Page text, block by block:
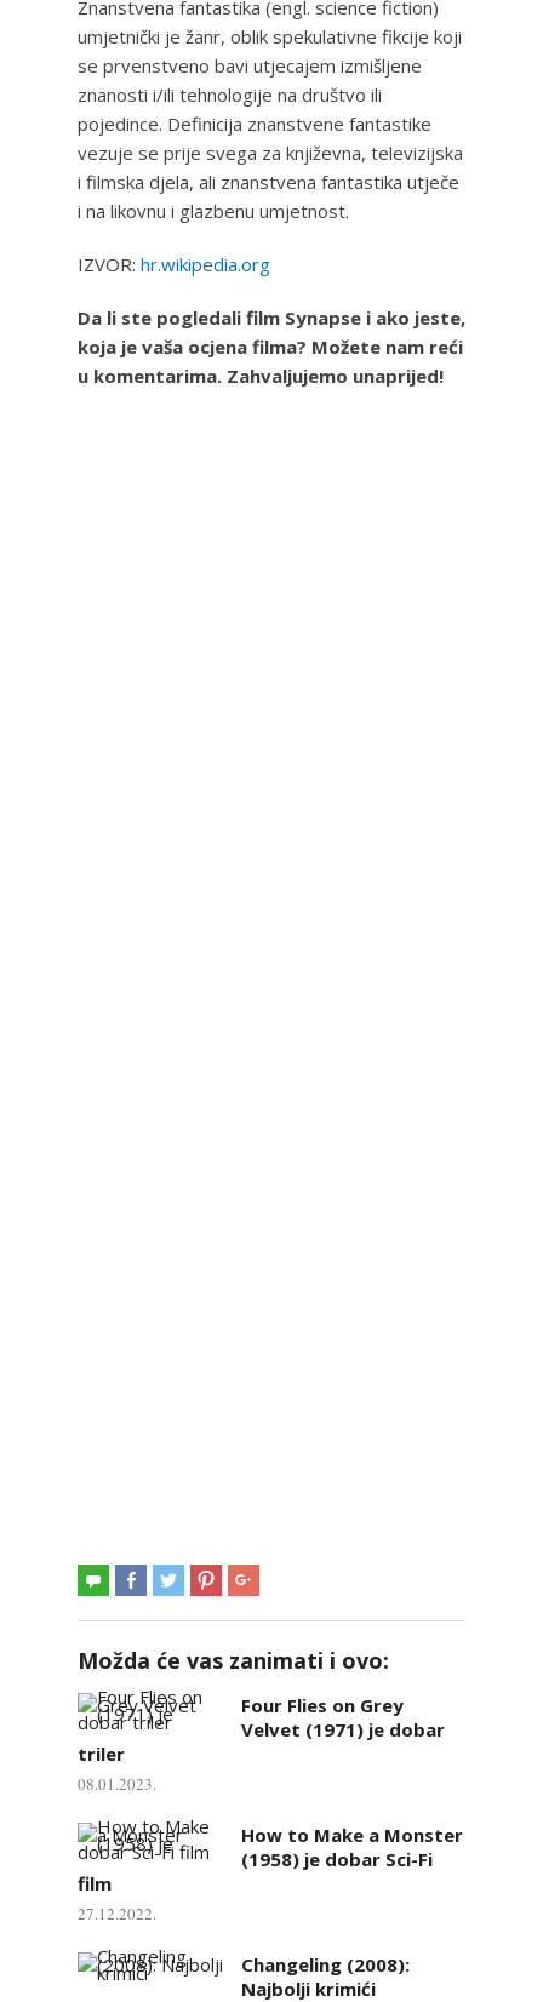
Znanstvena fantastika (engl. science fiction)
umjetnički je žanr, oblik spekulativne fikcije koji
se prvenstveno bavi utjecajem izmišljene
znanosti i/ili tehnologije na društvo ili
pojedince. Definicija znanstvene fantastike
vezuje se prije svega za književna, televizijska
i filmska djela, ali znanstvena fantastika utječe
i na likovnu i glazbenu umjetnost.
IZVOR: hr.wikipedia.org
Da li ste pogledali film Synapse i ako jeste,
koja je vaša ocjena filma? Možete nam reći
u komentarima. Zahvaljujemo unaprijed!
Možda će vas zanimati i ovo:
Four Flies on Grey
Velvet (1971) je dobar
triler
08.01.2023.
How to Make a Monster
(1958) je dobar Sci-Fi
film
27.12.2022.
Changeling (2008):
Najbolji krimići